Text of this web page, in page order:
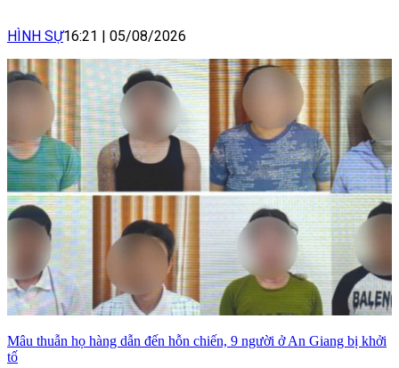
HÌNH SỰ16:21 | 05/08/2026
Mâu thuẫn họ hàng dẫn đến hỗn chiến, 9 người ở An Giang bị khởi
tố